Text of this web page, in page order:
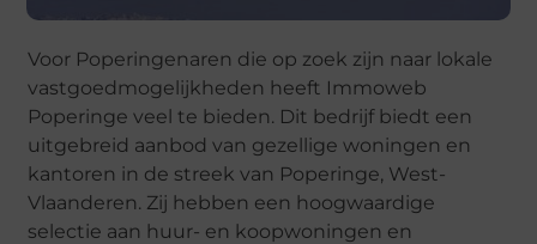
Voor Poperingenaren die op zoek zijn naar lokale
vastgoedmogelijkheden heeft Immoweb
Poperinge veel te bieden. Dit bedrijf biedt een
uitgebreid aanbod van gezellige woningen en
kantoren in de streek van Poperinge, West-
Vlaanderen. Zij hebben een hoogwaardige
selectie aan huur- en koopwoningen en